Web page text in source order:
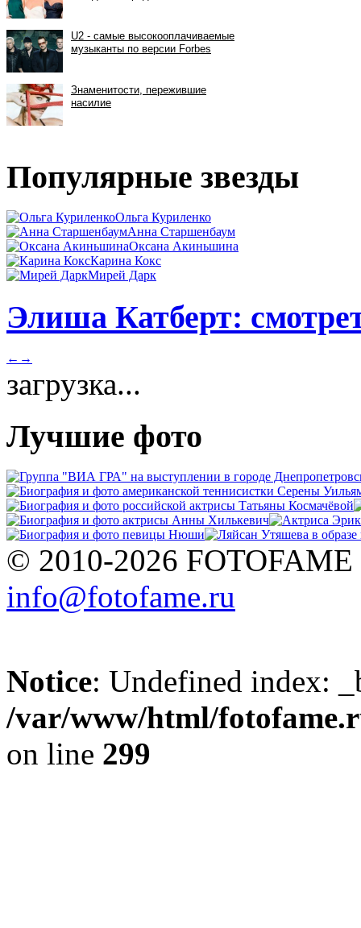
Популярные звезды
Ольга Куриленко
Анна Старшенбаум
Оксана Акиньшина
Карина Кокс
Мирей Дарк
Элиша Катберт:
← →
загрузка...
Лучшие фото
© 2010-2026 FOTOFAME
info@fotofame.ru
Notice: Undefined index:
/var/www/html/
on line 299